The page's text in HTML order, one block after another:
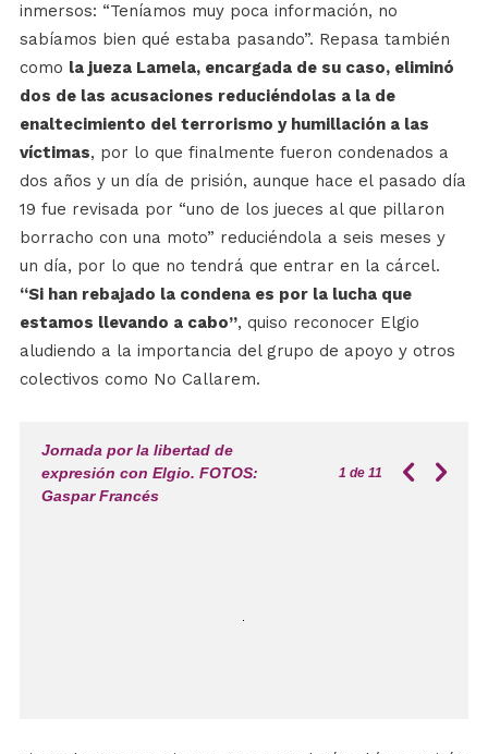
inmersos: “Teníamos muy poca información, no
sabíamos bien qué estaba pasando”. Repasa también
como la jueza Lamela, encargada de su caso, eliminó
dos de las acusaciones reduciéndolas a la de
enaltecimiento del terrorismo y humillación a las
víctimas, por lo que finalmente fueron condenados a
dos años y un día de prisión, aunque hace el pasado día
19 fue revisada por “uno de los jueces al que pillaron
borracho con una moto” reduciéndola a seis meses y
un día, por lo que no tendrá que entrar en la cárcel.
“Si han rebajado la condena es por la lucha que
estamos llevando a cabo”, quiso reconocer Elgio
aludiendo a la importancia del grupo de apoyo y otros
colectivos como No Callarem.
Jornada por la libertad de
expresión con Elgio. FOTOS:
Gaspar Francés
1 de 11